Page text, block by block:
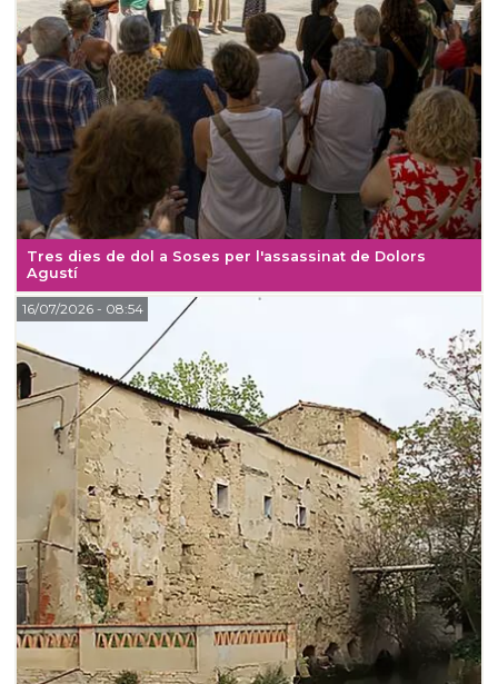
Tres dies de dol a Soses per l'assassinat de Dolors
Agustí
16/07/2026- 08:54